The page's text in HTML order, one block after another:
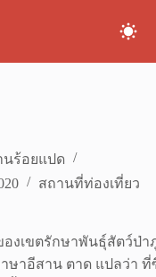
ร้อยแปด
สถานที่ท่องเที่ยว
งเขตรักษาพันธุ์สัตว์ป่า
ษาอีสาน ตาด แปลว่า ที่